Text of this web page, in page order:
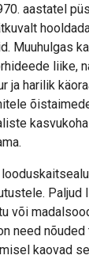
aastatel
Muuhulgas
liike,
ja harilik
Paljud
või
need
kaovad